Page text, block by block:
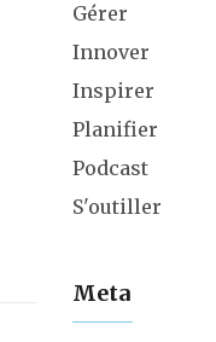
Gérer
Innover
Inspirer
Planifier
Podcast
S'outiller
Meta